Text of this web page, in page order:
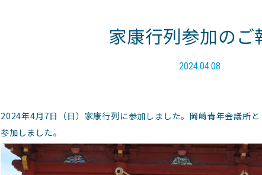
家康行列参加のご
2024.04.08
2024年4月7日（日）家康行列に参加しました。岡崎青年会議所
参加しました。